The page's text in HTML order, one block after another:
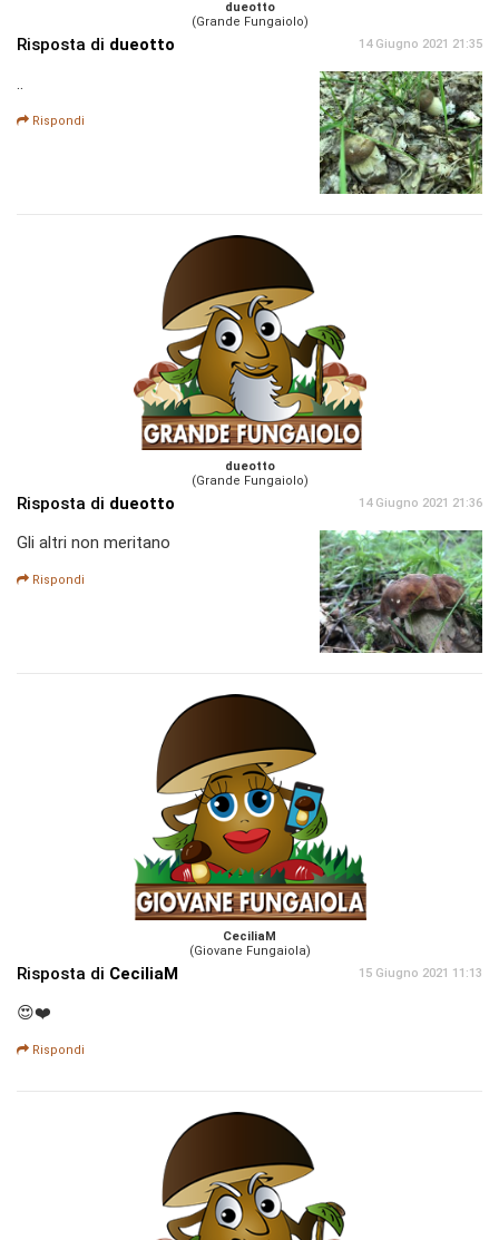
dueotto
(Grande Fungaiolo)
Risposta di dueotto 14 Giugno 2021 21:35
..
Rispondi
dueotto
(Grande Fungaiolo)
Risposta di dueotto 14 Giugno 2021 21:36
Gli altri non meritano
Rispondi
CeciliaM
(Giovane Fungaiola)
Risposta di CeciliaM 15 Giugno 2021 11:13
😍❤️
Rispondi